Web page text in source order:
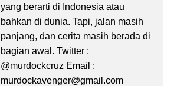
yang berarti di Indonesia atau
bahkan di dunia. Tapi, jalan masih
panjang, dan cerita masih berada di
bagian awal. Twitter :
@murdockcruz Email :
murdockavenger@gmail.com